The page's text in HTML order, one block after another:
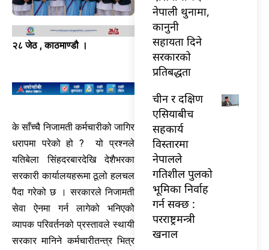
२८ जेठ , काठमाण्डौ ।
के साँच्चै निजामती कर्मचारीको जागिर
धरापमा परेको हो ? यो प्रश्नले
यतिबेला सिंहदरबारदेखि देशैभरका
सरकारी कार्यालयहरूमा ठूलो हलचल
पैदा गरेको छ । सरकारले निजामती
सेवा ऐनमा गर्न लागेको भनिएको
व्यापक परिवर्तनको प्रस्तावले स्थायी
सरकार मानिने कर्मचारीतन्त्र भित्र
नेपाली थुनामा,
कानुनी
सहायता दिने
सरकारको
प्रतिबद्धता
चीन र दक्षिण
एसियाबीच
सहकार्य
विस्तारमा
नेपालले
गतिशील पुलको
भूमिका निर्वाह
गर्न सक्छ :
परराष्ट्रमन्त्री
खनाल